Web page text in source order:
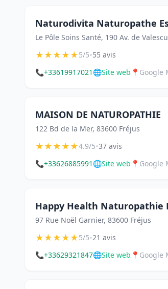
Naturodivita Naturopathe
Le Pôle Soins Santé, 190 Av. de
★★★★★5/5•55 avis
📞+33619917021 🌐Site web 📍 Google
MAISON DE NATUROPATHIE
122 Bd de la Mer, 83600 Fréjus
★★★★★4.9/5•37 avis
📞+33626885991 🌐Site web 📍 Google
Happy Health Naturopathie
97 Rue Noël Garnier, 83600 Fréjus
★★★★★5/5•21 avis
📞+33629321847🌐Site web 📍 Google